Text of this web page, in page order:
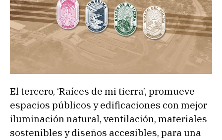
El tercero, ‘Raíces de mi tierra’, promueve
espacios públicos y edificaciones con mejor
iluminación natural, ventilación, materiales
sostenibles y diseños accesibles, para una